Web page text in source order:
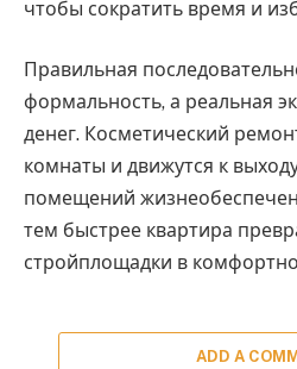
чтобы сократить время и
Правильная
формальность, а реальная
денег. Косметический
комнаты и движутся к
помещений
тем быстрее квартира
стройплощадки в
ADD A